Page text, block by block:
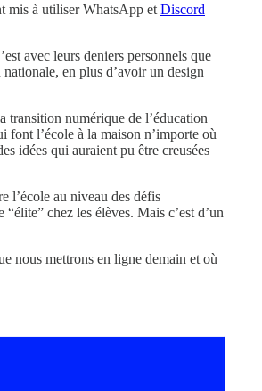
mis à utiliser WhatsApp et Discord
avec leurs deniers personnels que
en plus d’avoir un design
transition numérique de l’éducation
font l’école à la maison n’importe où
idées qui auraient pu être creusées
l’école au niveau des défis
chez les élèves. Mais c’est d’un
nous mettrons en ligne demain et où